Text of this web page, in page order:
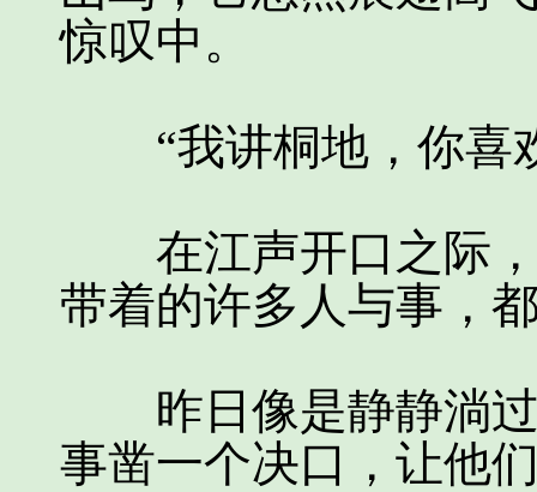
惊叹中。
“我讲桐地，你喜
在江声开口之际，
带着的许多人与事，
昨日像是静静淌过
事凿一个决口，让他